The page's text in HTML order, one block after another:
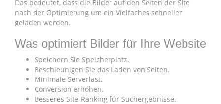
Das bedeutet, dass die Bilder auf den Seiten der Site
nach der Optimierung um ein Vielfaches schneller
geladen werden.
Was optimiert Bilder für Ihre Website
Speichern Sie Speicherplatz.
Beschleunigen Sie das Laden von Seiten.
Minimale Serverlast.
Conversion erhöhen.
Besseres Site-Ranking für Suchergebnisse.